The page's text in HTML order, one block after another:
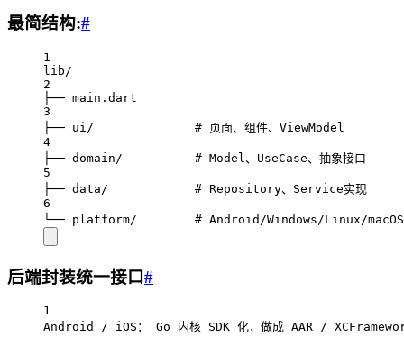
最简结构:#
1
lib/
2
├── main.dart
3
├── ui/              # 页面、组件、ViewModel
4
├── domain/          # Model、UseCase、抽象接口
5
├── data/            # Repository、Service实现
6
└── platform/        # Android/Windows/Linux/macOS/
后端封装统一接口#
1
Android / iOS： Go 内核 SDK 化，做成 AAR /